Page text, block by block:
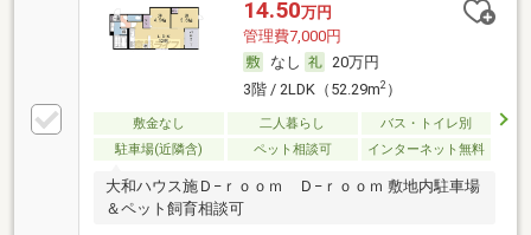
14.50万円
管理費7,000円
なし
20万円
3階 / 2LDK（52.29m2）
敷金なし 二人暮らし
バス・トイレ別
駐車場(近隣含)
ペット相談可 インターネット無料
大和ハウス施Ｄ−ｒｏｏｍ Ｄ−ｒｏｏｍ 敷地内駐車場
＆ペット飼育相談可